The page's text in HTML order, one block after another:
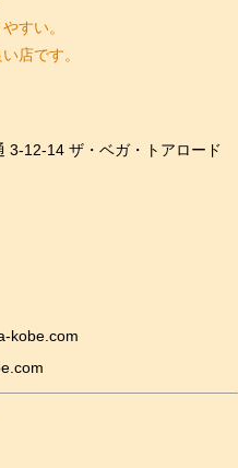
すい。
店です。
3-12-14 ザ・ベガ・トアロード
kobe.com